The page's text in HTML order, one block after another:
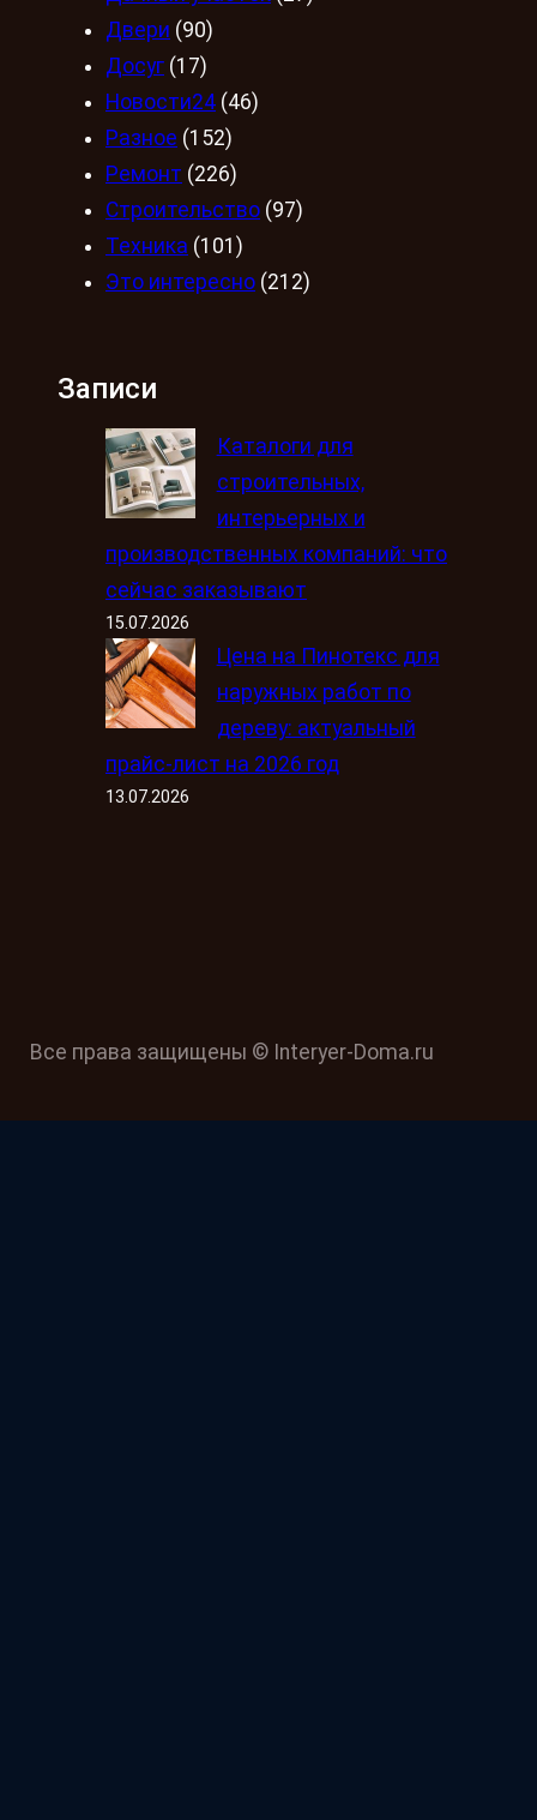
Двери (90)
Досуг (17)
Новости24 (46)
Разное (152)
Ремонт (226)
Строительство (97)
Техника (101)
Это интересно (212)
Записи
Каталоги для
строительных,
интерьерных и
производственных компаний: что
сейчас заказывают
15.07.2026
Цена на Пинотекс для
наружных работ по
дереву: актуальный
прайс-лист на 2026 год
13.07.2026
Все права защищены © Interyer-Doma.ru